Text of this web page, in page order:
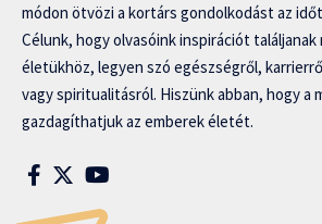
módon ötvözi a kortárs gondolkodást az
Célunk, hogy olvasóink inspirációt találjanak
életükhöz, legyen szó egészségről,
vagy spiritualitásról. Hiszünk abban, hogy a
gazdagíthatjuk az emberek életét.